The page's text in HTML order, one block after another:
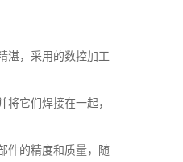
湛，采用的数控加工
它们焊接在一起，
件的精度和质量，随